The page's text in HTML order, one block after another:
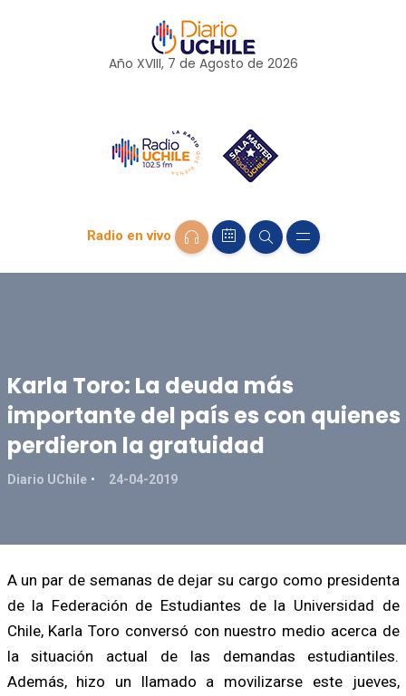
Año XVIII, 7 de Agosto de 2026
Radio en vivo
Karla Toro: La deuda más
importante del país es con quienes
perdieron la gratuidad
Diario UChile 24-04-2019
A un par de semanas de dejar su cargo como presidenta
de la Federación de Estudiantes de la Universidad de
Chile, Karla Toro conversó con nuestro medio acerca de
la situación actual de las demandas estudiantiles.
Además, hizo un llamado a movilizarse este jueves,